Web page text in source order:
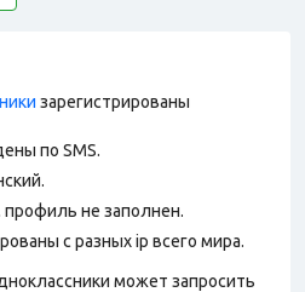
зарегистрированы
по SMS.
профиль не заполнен.
с разных ip всего мира.
может запросить